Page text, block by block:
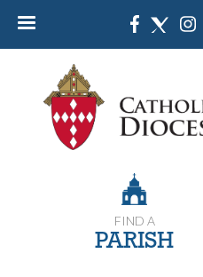
Skip
content
FIND A
PARISH